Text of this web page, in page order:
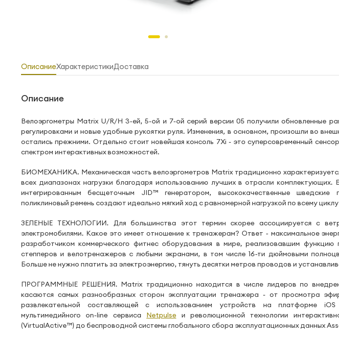
ОписаниеХарактеристикиДоставка
Описание
Велоэргометры Matrix U/R/H 3-ей, 5-ой и 7-ой серий версии 05 получили обновленные
регулировками и новые удобные рукоятки руля. Изменения, в основном, произошли во
остались прежними. Отдельно стоит новейшая консоль 7Xi - это суперсовременный
спектром интерактивных возможностей.
БИОМЕХАНИКА. Механическая часть велоэргометров Matrix традиционно
всех диапазонах нагрузки благодаря использованию лучших в отрасли
интегрированным беcщеточным JID™ генератором, высококачественные шведские
поликлиновый ремень создают идеально мягкий ход с равномерной нагрузкой по всему
ЗЕЛЕНЫЕ ТЕХНОЛОГИИ. Для большинства этот термин скорее ассоциируется с
электромобилями. Какое это имеет отношение к тренажерам? Ответ - максимальное
разработчиком коммерческого фитнес оборудования в мире, реализовавшим функцию
степперов и велотренажеров с любыми экранами, в том числе 16-ти дюймовыми
Больше не нужно платить за электроэнергию, тянуть десятки метров проводов и
ПРОГРАММНЫЕ РЕШЕНИЯ. Matrix традиционно находится в числе лидеров по
касаются самых разнообразных сторон эксплуатации тренажера - от просмотра
развлекательной составляющей с использованием устройств на платформе
мультимедийного on-line сервиса Netpulse и революционной технологии
(VirtualActive™) до беспроводной системы глобального сбора эксплуатационных данных